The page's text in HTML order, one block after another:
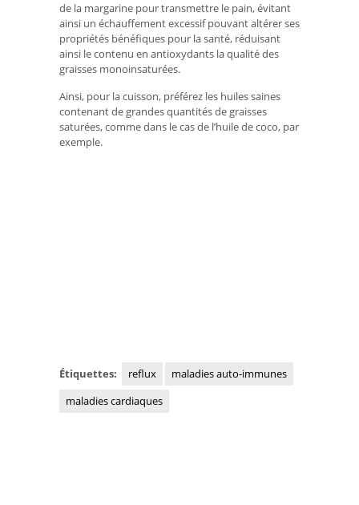
de la margarine pour transmettre le pain, évitant
ainsi un échauffement excessif pouvant altérer ses
propriétés bénéfiques pour la santé, réduisant
ainsi le contenu en antioxydants la qualité des
graisses monoinsaturées.
Ainsi, pour la cuisson, préférez les huiles saines
contenant de grandes quantités de graisses
saturées, comme dans le cas de l’huile de coco, par
exemple.
Étiquettes: reflux
maladies auto-immunes
maladies cardiaques